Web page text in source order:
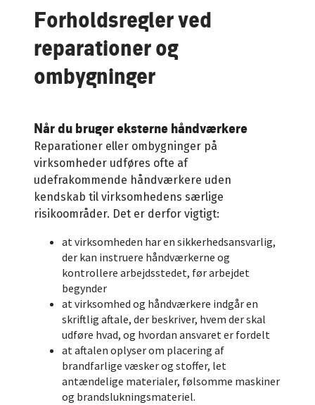
Forholdsregler ved
reparationer og
ombygninger
Når du bruger eksterne håndværkere
Reparationer eller ombygninger på
virksomheder udføres ofte af
udefrakommende håndværkere uden
kendskab til virksomhedens særlige
risikoområder. Det er derfor vigtigt:
at virksomheden har en sikkerhedsansvarlig,
der kan instruere håndværkerne og
kontrollere arbejdsstedet, før arbejdet
begynder
at virksomhed og håndværkere indgår en
skriftlig aftale, der beskriver, hvem der skal
udføre hvad, og hvordan ansvaret er fordelt
at aftalen oplyser om placering af
brandfarlige væsker og stoffer, let
antændelige materialer, følsomme maskiner
og brandslukningsmateriel.